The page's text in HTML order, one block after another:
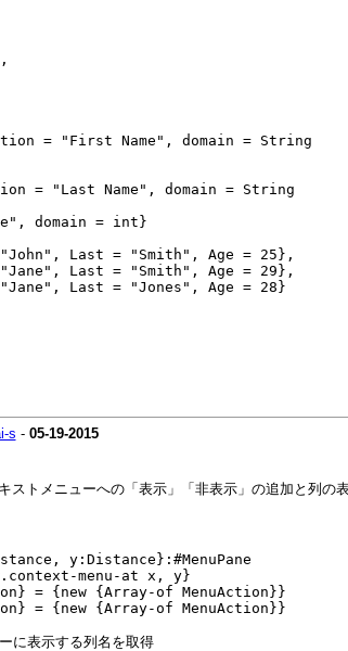
domain = String
domain = String
= int}
= "Smith", Age = 25},
= "Smith", Age = 29},
= "Jones", Age = 28}
s - 05-19-2015
トメニューへの「表示」「非表示」の追加と列の
y:Distance}:#MenuPane
menu-at x, y}
{new {Array-of MenuAction}}
{new {Array-of MenuAction}}
表示する列名を取得